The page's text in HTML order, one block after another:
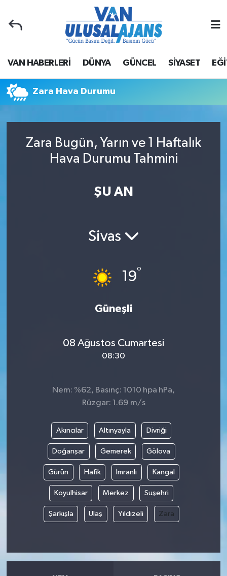
VAN HABERLERİ DÜNYA GÜNCEL SİYASET
Zara Hava Durumu
Zara Bugün, Yarın ve 1 Haftalık
Hava Durumu Tahmini
ŞU AN
Sivas
19°
Güneşli
08 Ağustos Cumartesi
08:30
Nem: %62, Basınç: 1010 hpa hPa,
Rüzgar: 1.69 m/s
Akıncılar Altınyayla Divriği
Doğanşar Gemerek Gölova
Gürün Hafik İmranlı Kangal
Koyulhisar Merkez Suşehri
Şarkışla Ulaş Yıldızeli Zara
Van Nöbetçi Eczaneler
Van Hava Durumu
Van Namaz Vakitleri
Süper Lig Puan Durumu ve Fikstür
Son Dakika Haberleri